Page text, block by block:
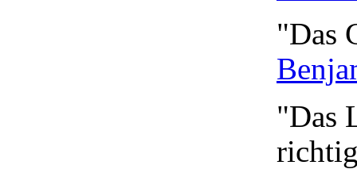
"Das
"Das